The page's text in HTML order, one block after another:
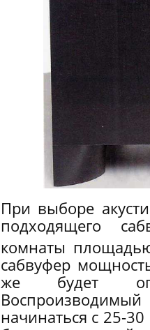
При выборе
подходящего
комнаты
сабвуфер
же будет
начинаться с 25-